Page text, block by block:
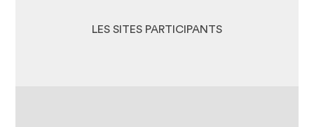
LES SITES PARTICIPANTS